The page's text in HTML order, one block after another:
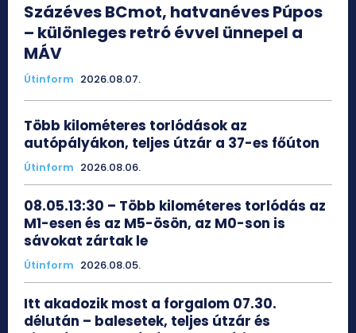
Százéves BCmot, hatvanéves Púpos
– különleges retró évvel ünnepel a
MÁV
Útinform 2026.08.07.
Több kilométeres torlódások az
autópályákon, teljes útzár a 37-es főúton
Útinform 2026.08.06.
08.05.13:30 – Több kilométeres torlódás az
M1-esen és az M5-ösön, az M0-son is
sávokat zártak le
Útinform 2026.08.05.
Itt akadozik most a forgalom 07.30.
délután – balesetek, teljes útzár és